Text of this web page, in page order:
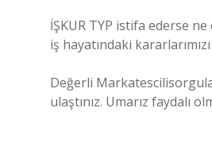
İŞKUR TYP istifa ederse
iş hayatındaki
Değerli
ulaştınız. Umarız faydalı